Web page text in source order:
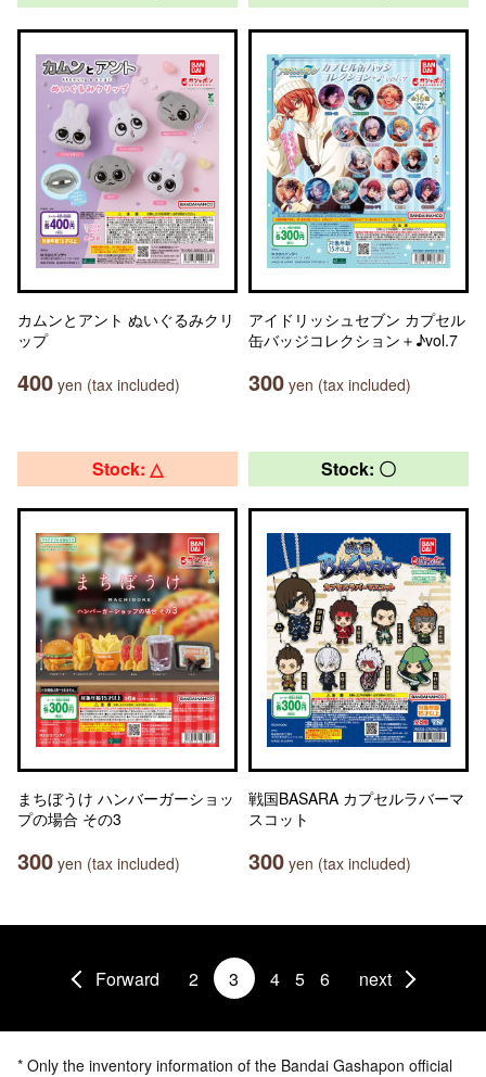
カムンとアント ぬいぐるみクリ
ップ
400 yen (tax included)
アイドリッシュセブン カプセル
缶バッジコレクション＋♪vol.7
300 yen (tax included)
Stock: △
まちぼうけ ハンバーガーショッ
プの場合 その3
300 yen (tax included)
Stock: 〇
戦国BASARA カプセルラバーマ
スコット
300 yen (tax included)
Forward 2 3 4 5 6 next
* Only the inventory information of the Bandai Gashapon official